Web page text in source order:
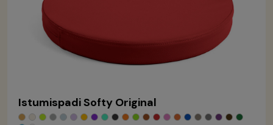
Istumispadi Softy Original